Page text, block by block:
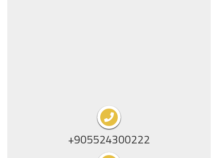
+905524300222